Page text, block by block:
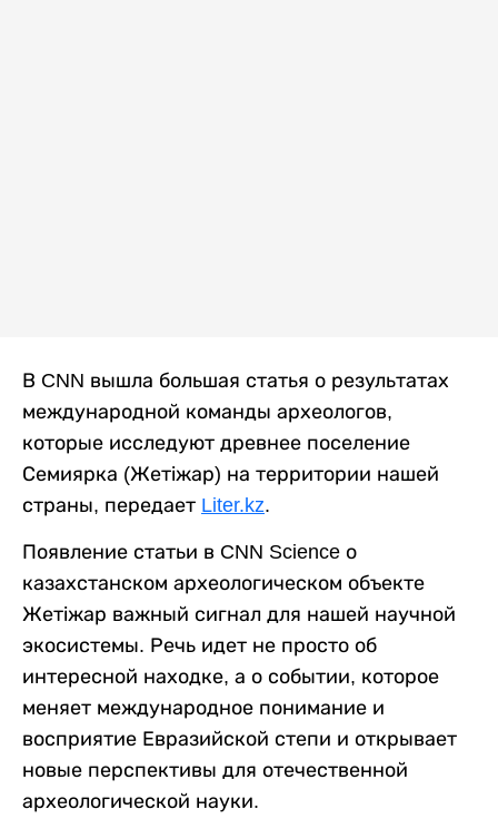
В CNN вышла большая статья о результатах
международной команды археологов,
которые исследуют древнее поселение
Семиярка (Жетіжар) на территории нашей
страны, передает Liter.kz.
Появление статьи в CNN Science о
казахстанском археологическом объекте
Жетіжар важный сигнал для нашей научной
экосистемы. Речь идет не просто об
интересной находке, а о событии, которое
меняет международное понимание и
восприятие Евразийской степи и открывает
новые перспективы для отечественной
археологической науки.